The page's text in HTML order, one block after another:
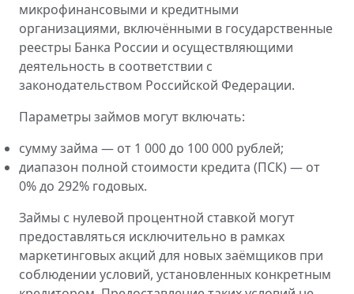
микрофинансовыми и кредитными
организациями, включёнными в государственные
реестры Банка России и осуществляющими
деятельность в соответствии с
законодательством Российской Федерации.
Параметры займов могут включать:
сумму займа — от 1 000 до 100 000 рублей;
диапазон полной стоимости кредита (ПСК) — от
0% до 292% годовых.
Займы с нулевой процентной ставкой могут
предоставляться исключительно в рамках
маркетинговых акций для новых заёмщиков при
соблюдении условий, установленных конкретным